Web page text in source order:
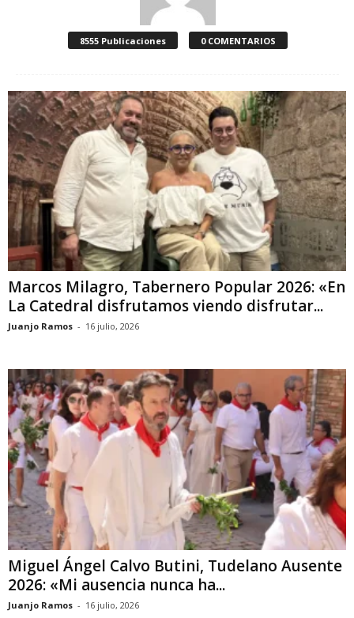
8555 Publicaciones 0 COMENTARIOS
Marcos Milagro, Tabernero Popular 2026: «En
La Catedral disfrutamos viendo disfrutar...
Juanjo Ramos - 16 julio, 2026
Miguel Ángel Calvo Butini, Tudelano Ausente
2026: «Mi ausencia nunca ha...
Juanjo Ramos - 16 julio, 2026